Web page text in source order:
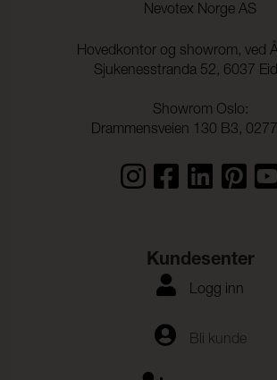
Nevotex Norge AS
Hovedkontor og showrom, ved
Sjukenesstranda 52, 6037
Showrom Oslo:
Drammensveien 130 B3,
Kundesenter
Logg inn
Bli kunde